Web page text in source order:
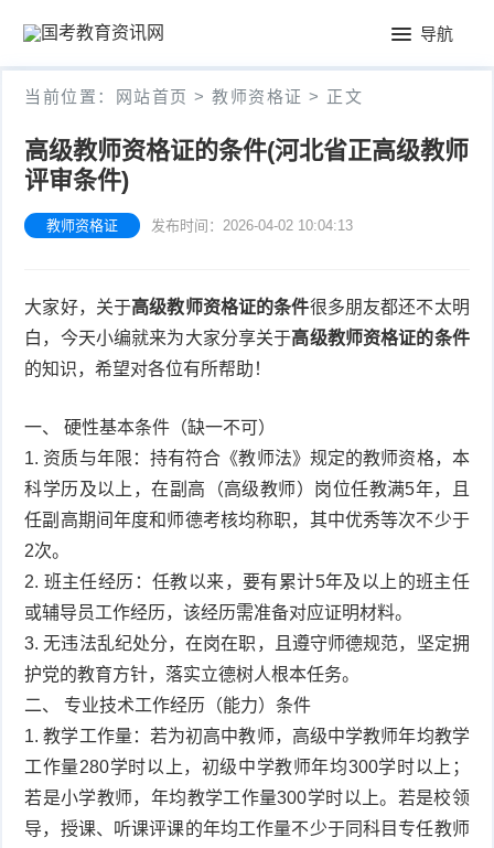
导航
页
公
当前位置： 网站首页 >教师资格证 > 正文
高级教师资格证的条件(河北省正高级教师
评审条件)
教师资格证 发布时间：2026-04-02 10:04:13
大家好，关于高级教师资格证的条件很多朋友都还不太明
白，今天小编就来为大家分享关于高级教师资格证的条件
的知识，希望对各位有所帮助！
一、 硬性基本条件（缺一不可）
1. 资质与年限：持有符合《教师法》规定的教师资格，本
科学历及以上，在副高（高级教师）岗位任教满5年，且
任副高期间年度和师德考核均称职，其中优秀等次不少于
2次。
2. 班主任经历：任教以来，要有累计5年及以上的班主任
或辅导员工作经历，该经历需准备对应证明材料。
3. 无违法乱纪处分，在岗在职，且遵守师德规范，坚定拥
护党的教育方针，落实立德树人根本任务。
二、 专业技术工作经历（能力）条件
1. 教学工作量：若为初高中教师，高级中学教师年均教学
工作量280学时以上，初级中学教师年均300学时以上；
若是小学教师，年均教学工作量300学时以上。若是校领
导，授课、听课评课的年均工作量不少于同科目专任教师